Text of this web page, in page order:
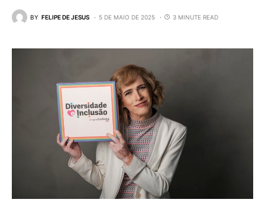
BY FELIPE DE JESUS 5 DE MAIO DE 2025 3 MINUTE READ